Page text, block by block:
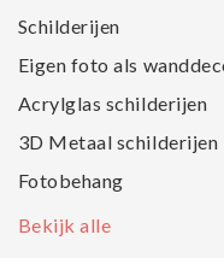
Schilderijen
Eigen foto als
Acrylglas schilderijen
3D Metaal schilderijen
Fotobehang
Bekijk alle